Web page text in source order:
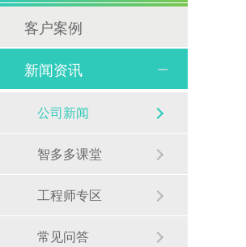
客户案例
新闻资讯
公司新闻
智多多课堂
工程师专区
常见问答